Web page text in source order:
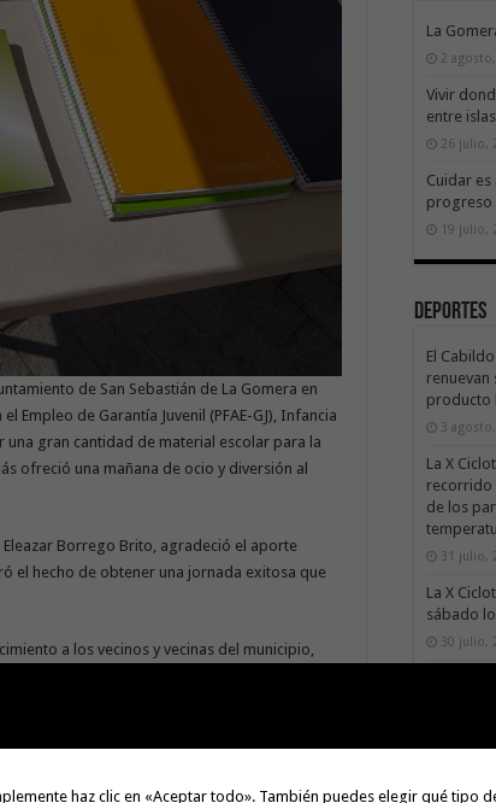
de San Sebastián de La Gomera en
Empleo de Garantía Juvenil (PFAE-GJ), Infancia
una gran cantidad de material escolar para la
ofreció una mañana de ocio y diversión al
Eleazar Borrego Brito, agradeció el aporte
el hecho de obtener una jornada exitosa que
a los vecinos y vecinas del municipio,
de la infancia y la juventud de San Sebastián
Sociales del Ayuntamiento, para el reparto
otros elementos, fue parte de lo obtenido en
La
2
Vivir
entre islas
26 julio,
Cuidar
progreso
19 julio,
Deportes
El
renuevan
producto
3
La X
recorrido
de los
31 julio,
La X
sábado
30 julio,
Valle
El II
haz clic en «Aceptar todo». También puedes elegir qué tipo